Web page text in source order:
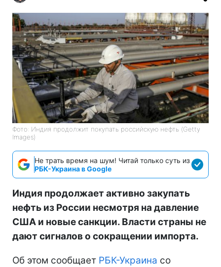
Фото: Индия продолжит покупать российскую нефть (Getty
Images)
Не трать время на шум! Читай только суть из
РБК-Украина в Google
Индия продолжает активно закупать
нефть из России несмотря на давление
США и новые санкции. Власти страны не
дают сигналов о сокращении импорта.
Об этом сообщает РБК-Украина со